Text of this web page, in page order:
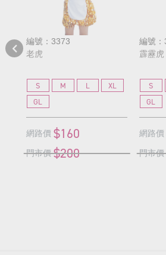
編號：3373
老虎
S M L
XL
GL
網路價 $160
門市價 $200
編號
霹靂虎
S
GL
網路價
門市價